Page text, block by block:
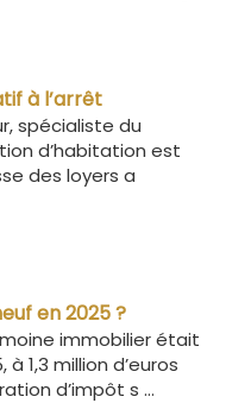
à l’arrêt
spécialiste du
d’habitation est
des loyers a
en 2025 ?
immobilier était
1,3 million d’euros
d’impôt s ...